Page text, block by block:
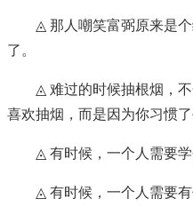
◬ 那人嘲笑富弼原来是
了。
◬ 难过的时候抽根烟，
喜欢抽烟，而是因为你习惯
◬ 有时候，一个人需要
◬ 有时候，一个人需要